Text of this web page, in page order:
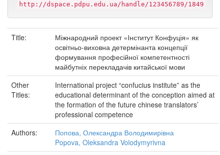
http://dspace.pdpu.edu.ua/handle/123456789/1849
Title:
Міжнародний проект «Інститут Конфуція» як
освітньо-виховна детермінанта концепції
формування професійної компетентності
майбутніх перекладачів китайської мови
Other
Titles:
International project “confucius institute” as the
educational determinant of the conception aimed at
the formation of the future chinese translators’
professional competence
Authors:
Попова, Олександра Володимирівна
Popova, Oleksandra Volodymyrivna